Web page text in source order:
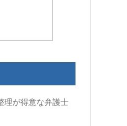
理が得意な弁護士